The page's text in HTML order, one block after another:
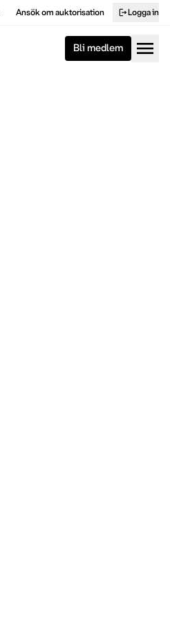
Ansök om auktorisation logoutLogga in
Bli medlem menu